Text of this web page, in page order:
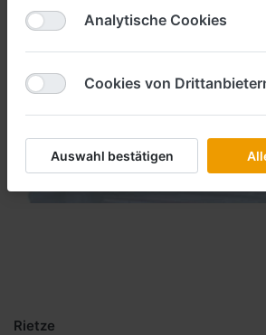
Rietze
Analytische Cookies
Cookies von
Auswahl bestätigen